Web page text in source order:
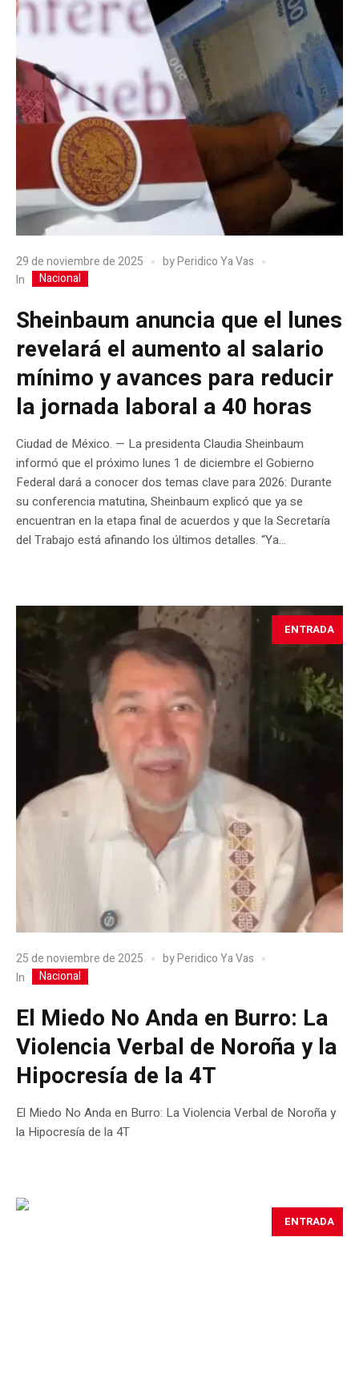
29 de noviembre de 2025 byPeridico Ya Vas
In
Nacional
Sheinbaum anuncia que el lunes
revelará el aumento al salario
mínimo y avances para reducir
la jornada laboral a 40 horas
Ciudad de México. — La presidenta Claudia Sheinbaum
informó que el próximo lunes 1 de diciembre el Gobierno
Federal dará a conocer dos temas clave para 2026: Durante
su conferencia matutina, Sheinbaum explicó que ya se
encuentran en la etapa final de acuerdos y que la Secretaría
del Trabajo está afinando los últimos detalles. “Ya...
ENTRADA
25 de noviembre de 2025 byPeridico Ya Vas
In
Nacional
El Miedo No Anda en Burro: La
Violencia Verbal de Noroña y la
Hipocresía de la 4T
El Miedo No Anda en Burro: La Violencia Verbal de Noroña y
la Hipocresía de la 4T
ENTRADA